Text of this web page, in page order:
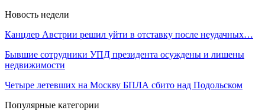
Новость недели
Канцлер Австрии решил уйти в отставку после неудачных…
Бывшие сотрудники УПД президента осуждены и лишены
недвижимости
Четыре летевших на Москву БПЛА сбито над Подольском
Популярные категории